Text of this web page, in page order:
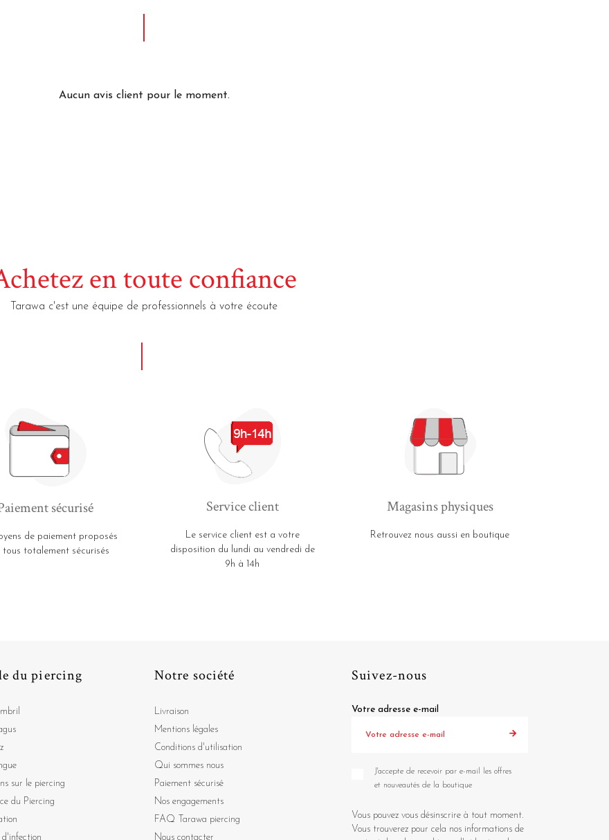
Aucun avis client pour le moment.
en toute confiance
Tarawa c'est une équipe de professionnels à votre écoute
sécurisé
de paiement proposés
tous totalement sécurisés
Service client
Le service client est a votre
disposition du lundi au vendredi de
9h à 14h
Magasins physiques
Retrouvez nous aussi en boutique
du piercing
sur le piercing
du Piercing
d'infection
Notre société
Livraison
Mentions légales
Conditions d'utilisation
Qui sommes nous
Paiement sécurisé
Nos engagements
FAQ Tarawa piercing
Nous contacter
Suivez-nous
Votre adresse e-mail
J'accepte de recevoir par e-mail les offres
et nouveautés de la boutique
Vous pouvez vous désinscrire à tout moment.
Vous trouverez pour cela nos informations de